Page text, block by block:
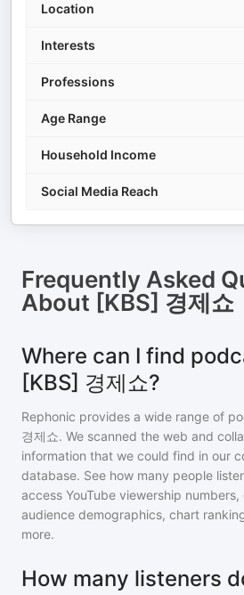
Location
Interests
Professions
Age Range
Household Income
Social Media Reach
Frequently Asked
About [KBS] 경제쇼
Where can I find
[KBS] 경제쇼?
Rephonic provides a wide range of
경제쇼. We scanned the web and
information that we could find in our
database. See how many people
access YouTube viewership
audience demographics, chart
more.
How many listeners